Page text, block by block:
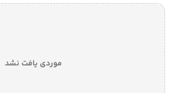
موردی یافت نشد